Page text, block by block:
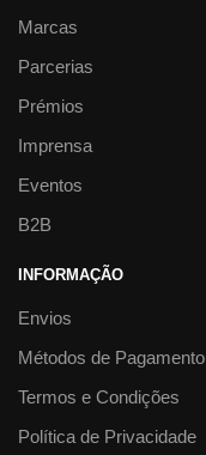
Marcas
Parcerias
Prémios
Imprensa
Eventos
B2B
INFORMAÇÃO
Envios
Métodos de Pagamento
Termos e Condições
Política de Privacidade